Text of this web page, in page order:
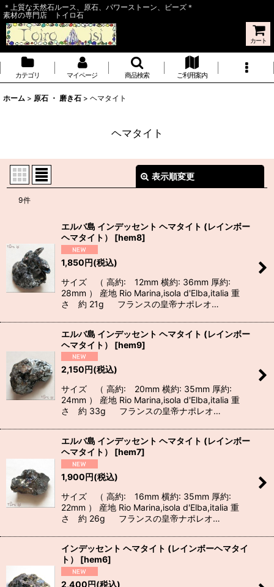
＊上質な天然石ルース、原石、パワーストーン、ビーズ＊
素材の専門店 トイロ石
カート
カテゴリ マイページ 商品検索 ご利用案内
ホーム > 原石 ・ 磨き石 > ヘマタイト
ヘマタイト
表示順変更
並び順
9件
エルバ島 インデッセント ヘマタイト (レインボー
ヘマタイト）
[hem8]
1,850円(税込)
サイズ （ 高約: 12mm 横約: 36mm 厚約:
28mm ） 産地 Rio Marina,isola d'Elba,italia 重
さ 約 21g フランスの皇帝ナポレオ…
エルバ島 インデッセント ヘマタイト (レインボー
ヘマタイト）
[hem9]
2,150円(税込)
サイズ （ 高約: 20mm 横約: 35mm 厚約:
24mm ） 産地 Rio Marina,isola d'Elba,italia 重
さ 約 33g フランスの皇帝ナポレオ…
エルバ島 インデッセント ヘマタイト (レインボー
ヘマタイト）
[hem7]
1,900円(税込)
サイズ （ 高約: 16mm 横約: 35mm 厚約:
22mm ） 産地 Rio Marina,isola d'Elba,italia 重
さ 約 26g フランスの皇帝ナポレオ…
インデッセント ヘマタイト (レインボーヘマタイ
ト）
[hem6]
2,400円(税込)